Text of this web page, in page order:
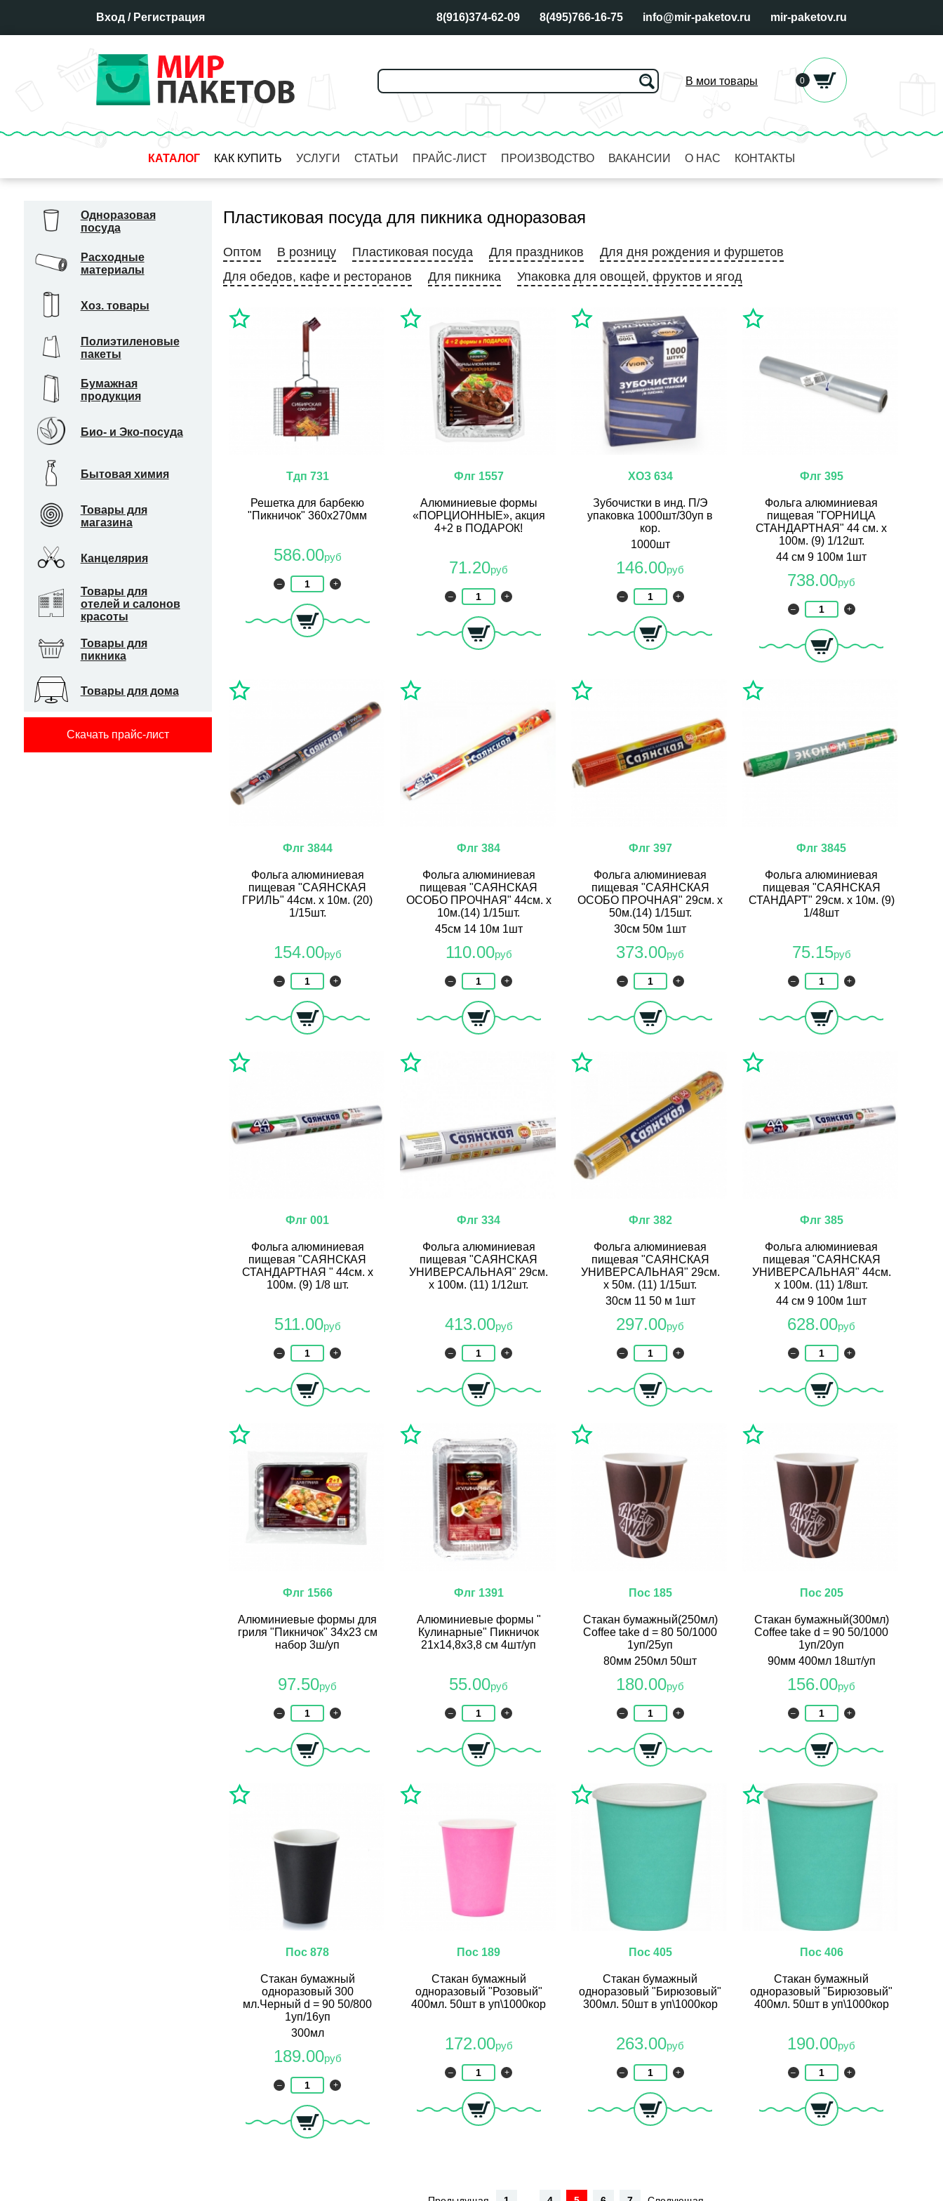
Вход / Регистрация 8(916)374-62-09 8(495)766-16-75 info@mir-paketov.ru mir-paketov.ru
В мои товары 0
КАТАЛОГ КАК КУПИТЬ
Доставка
Бронирование товара
Система скидок
УСЛУГИ СТАТЬИ ПРАЙС-ЛИСТ ПРОИЗВОДСТВО ВАКАНСИИ О НАС КОНТАКТЫ
Одноразовая
посуда
Расходные
материалы
Хоз. товары
Полиэтиленовые
пакеты
Бумажная
продукция
Био- и Эко-посуда
Бытовая химия
Товары для
магазина
Канцелярия
Товары для
отелей и салонов
красоты
Товары для
пикника
Товары для дома
Скачать прайс-лист
Пластиковая посуда для пикника одноразовая
Оптом В розницу Пластиковая посуда Для праздников
Для дня рождения и фуршетов
Для обедов, кафе и ресторанов
Для пикника Упаковка для овощей, фруктов и ягод
Тдп 731
Решетка для барбекю
"Пикничок" 360х270мм
586.00руб
– +
Флг 1557
Алюминиевые формы
«ПОРЦИОННЫЕ», акция
4+2 в ПОДАРОК!
71.20руб
– +
ХОЗ 634
Зубочистки в инд. П/Э
упаковка 1000шт/30уп в
кор.
1000шт
146.00руб
– +
Флг 395
Фольга алюминиевая
пищевая "ГОРНИЦА
СТАНДАРТНАЯ" 44 см. х
100м. (9) 1/12шт.
44 см 9 100м 1шт
738.00руб
– +
Флг 3844
Фольга алюминиевая
пищевая "САЯНСКАЯ
ГРИЛЬ" 44см. х 10м. (20)
1/15шт.
154.00руб
– +
Флг 384
Фольга алюминиевая
пищевая "САЯНСКАЯ
ОСОБО ПРОЧНАЯ" 44см. х
10м.(14) 1/15шт.
45см 14 10м 1шт
110.00руб
– +
Флг 397
Фольга алюминиевая
пищевая "САЯНСКАЯ
ОСОБО ПРОЧНАЯ" 29см. х
50м.(14) 1/15шт.
30см 50м 1шт
373.00руб
– +
Флг 3845
Фольга алюминиевая
пищевая "САЯНСКАЯ
СТАНДАРТ" 29см. х 10м. (9)
1/48шт
75.15руб
– +
Флг 001
Фольга алюминиевая
пищевая "САЯНСКАЯ
СТАНДАРТНАЯ " 44см. х
100м. (9) 1/8 шт.
511.00руб
– +
Флг 334
Фольга алюминиевая
пищевая "САЯНСКАЯ
УНИВЕРСАЛЬНАЯ" 29см.
х 100м. (11) 1/12шт.
413.00руб
– +
Флг 382
Фольга алюминиевая
пищевая "САЯНСКАЯ
УНИВЕРСАЛЬНАЯ" 29см.
х 50м. (11) 1/15шт.
30см 11 50 м 1шт
297.00руб
– +
Флг 385
Фольга алюминиевая
пищевая "САЯНСКАЯ
УНИВЕРСАЛЬНАЯ" 44см.
х 100м. (11) 1/8шт.
44 см 9 100м 1шт
628.00руб
– +
Флг 1566
Алюминиевые формы для
гриля "Пикничок" 34х23 см
набор 3ш/уп
97.50руб
– +
Флг 1391
Алюминиевые формы "
Кулинарные" Пикничок
21х14,8х3,8 см 4шт/уп
55.00руб
– +
Пос 185
Стакан бумажный(250мл)
Coffee take d = 80 50/1000
1уп/25уп
80мм 250мл 50шт
180.00руб
– +
Пос 205
Стакан бумажный(300мл)
Coffee take d = 90 50/1000
1уп/20уп
90мм 400мл 18шт/уп
156.00руб
– +
Пос 878
Стакан бумажный
одноразовый 300
мл.Черный d = 90 50/800
1уп/16уп
300мл
189.00руб
– +
Пос 189
Стакан бумажный
одноразовый "Розовый"
400мл. 50шт в уп\1000кор
172.00руб
– +
Пос 405
Стакан бумажный
одноразовый "Бирюзовый"
300мл. 50шт в уп\1000кор
263.00руб
– +
Пос 406
Стакан бумажный
одноразовый "Бирюзовый"
400мл. 50шт в уп\1000кор
190.00руб
– +